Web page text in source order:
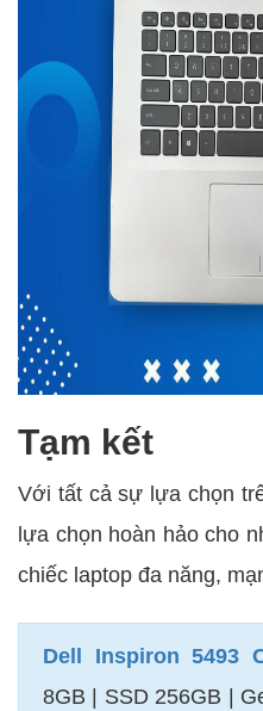
Tạm kết
Với tất cả sự lựa chọn
lựa chọn hoàn hảo cho
chiếc laptop đa năng,
Dell Inspiron 5493
8GB | SSD 256GB |